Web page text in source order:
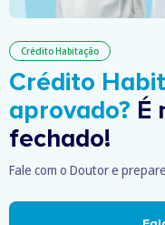
Crédito Habitação
Crédito
aprovado? É
fechado!
Fale com o Doutor e